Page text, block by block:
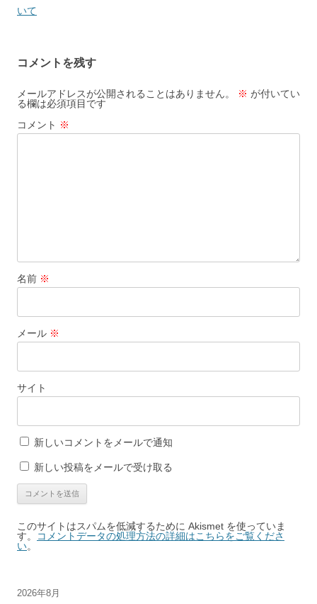
稿
ゲ
ー
シ
ョ
いて
コメントを残す
メールアドレスが公開されることはありません。 ※ が付いてい
る欄は必須項目です
コメント ※
名前 ※
メール ※
サイト
新しいコメントをメールで通知
新しい投稿をメールで受け取る
このサイトはスパムを低減するために Akismet を使っていま
す。
コメントデータの処理方法の詳細はこちらをご覧くださ
い。
2026年8月